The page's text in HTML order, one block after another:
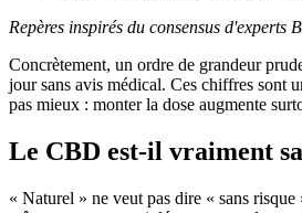
Repères inspirés du consensus
Concrètement, un ordre de grandeur
jour sans avis médical. Ces chiffres sont
pas mieux : monter la dose augmente
Le CBD est-il vraiment
« Naturel » ne veut pas dire « sans